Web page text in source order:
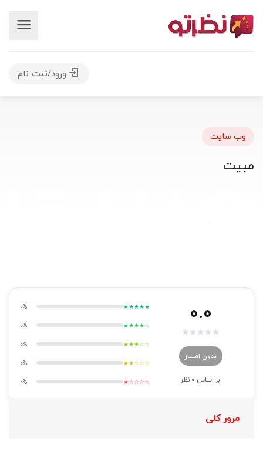
ورود/ثبت نام
وب سایت
مبیت
0.0
★
★
★
★
★
بدون امتیاز
بر اساس 0 نظر
★★★★★
0%
★★★★☆
0%
★★★☆☆
0%
★★☆☆☆
0%
★☆☆☆☆
0%
مرور کلی